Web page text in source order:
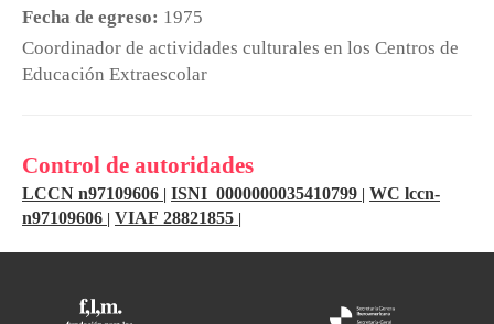
Fecha de egreso: 1975
Coordinador de actividades culturales en los Centros de
Educación Extraescolar
Control de autoridades
LCCN n97109606 ISNI 0000000035410799
WC lccn-
n97109606
VIAF 28821855